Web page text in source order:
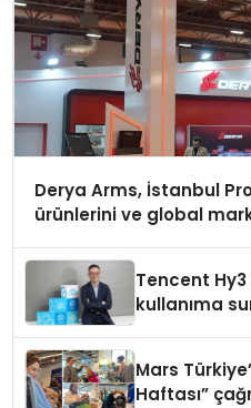
Derya Arms, İstanbul
ürünlerini ve global
Tencent
kullanıma
Mars
Haftası”